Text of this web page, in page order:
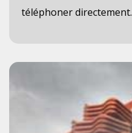
téléphoner directement.